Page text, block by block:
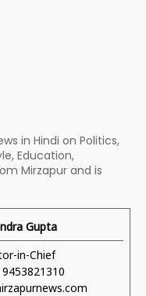
in Hindi on Politics,
Education,
Mirzapur and is
Gupta
in-Chief